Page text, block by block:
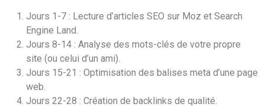
Jours 1-7 : Lecture d’articles SEO sur Moz et Search
Engine Land.
Jours 8-14 : Analyse des mots-clés de votre propre
site (ou celui d’un ami).
Jours 15-21 : Optimisation des balises meta d’une page
web.
Jours 22-28 : Création de backlinks de qualité.